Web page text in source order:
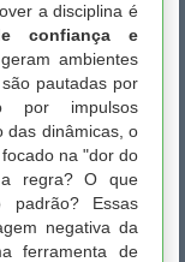
a disciplina é
confiança e
ambientes
pautadas por
por impulsos
das dinâmicas, o
focado na "dor do
regra? O que
padrão? Essas
negativa da
ferramenta de